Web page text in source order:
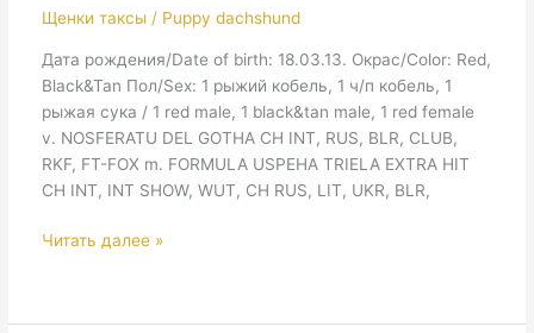
Щенки таксы / Puppy dachshund
Дата рождения/Date of birth: 18.03.13. Окрас/Color: Red,
Black&Tan Пол/Sex: 1 рыжий кобель, 1 ч/п кобель, 1
рыжая сука / 1 red male, 1 black&tan male, 1 red female
v. NOSFERATU DEL GOTHA CH INT, RUS, BLR, CLUB,
RKF, FT-FOX m. FORMULA USPEHA TRIELA EXTRA HIT
CH INT, INT SHOW, WUT, CH RUS, LIT, UKR, BLR,
2
Читать далее »